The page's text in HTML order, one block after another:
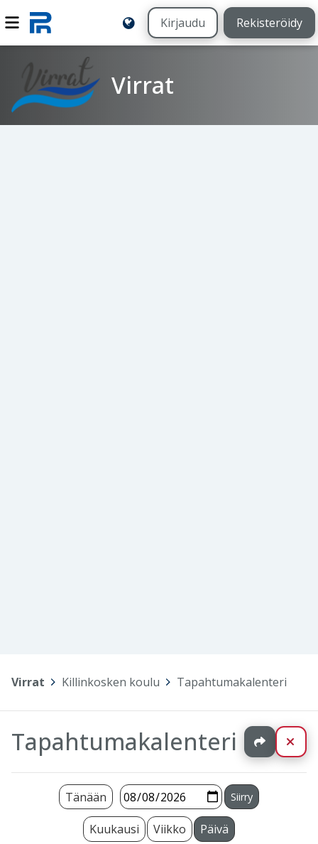
Kirjaudu Rekisteröidy
Virrat
Virrat Killinkosken koulu Tapahtumakalenteri
Tapahtumakalenteri Jaa
Kuukausi Viikko Päivä
Tänään